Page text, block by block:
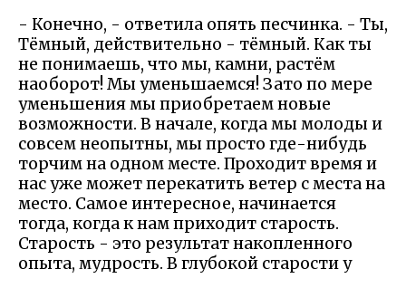
- Конечно, - ответила опять песчинка. - Ты,
Тёмный, действительно - тёмный. Как ты
не понимаешь, что мы, камни, растём
наоборот! Мы уменьшаемся! Зато по мере
уменьшения мы приобретаем новые
возможности. В начале, когда мы молоды и
совсем неопытны, мы просто где-нибудь
торчим на одном месте. Проходит время и
нас уже может перекатить ветер с места на
место. Самое интересное, начинается
тогда, когда к нам приходит старость.
Старость - это результат накопленного
опыта, мудрость. В глубокой старости у